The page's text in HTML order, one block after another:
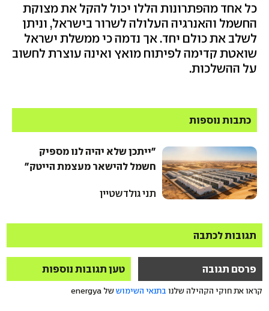
כל אחד מהפתרונות הללו יכול להקל את מצוקת
החשמל והאנרגיה העלולה לשרור בישראל, וניתן
לשלב את כולם יחד. אך נדמה כי ממשלת ישראל
שואטת קדימה לפיתוח מואץ ואינה עוצרת לחשוב
על ההשלכות.
כתבות נוספות
"ייתכן שלא יהיה לנו מספיק
חשמל להישאר מעצמת הייטק"
תני גולדשטיין
תגובות לכתבה
פרסם תגובה טען תגובות נוספות
קראו את חוקי הקהילה שלנו בתנאי השימוששל energya